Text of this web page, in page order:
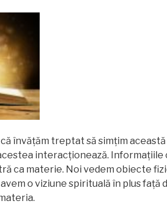
învăţăm treptat să simțim
interacționează. Informațiile
ca materie. Noi vedem obiecte
o viziune spirituală în plus față